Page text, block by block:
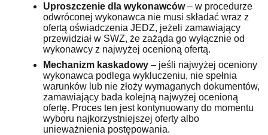
Uproszczenie dla wykonawców– w procedurze
odwróconej wykonawca nie musi składać wraz z
ofertą oświadczenia JEDZ, jeżeli zamawiający
przewidział w SWZ, że zażąda go wyłącznie od
wykonawcy z najwyżej ocenioną ofertą.
Mechanizm kaskadowy – jeśli najwyżej oceniony
wykonawca podlega wykluczeniu, nie spełnia
warunków lub nie złoży wymaganych dokumentów,
zamawiający bada kolejną najwyżej ocenioną
ofertę. Proces ten jest kontynuowany do momentu
wyboru najkorzystniejszej oferty albo
unieważnienia postępowania.